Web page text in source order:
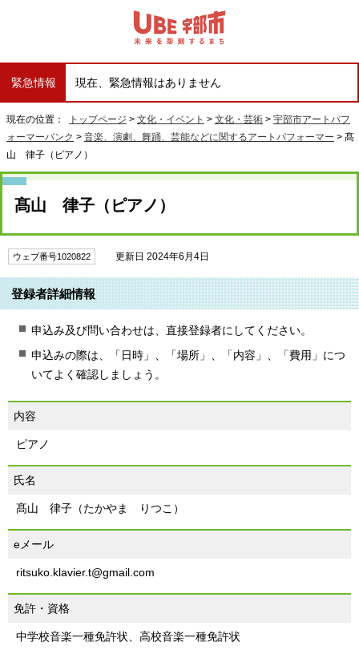
緊急情報 現在、緊急情報はありません
現在の位置： トップページ > 文化・イベント > 文化・芸術 > 宇部市アートパフ
ォーマーバンク > 音楽、演劇、舞踊、芸能などに関するアートパフォーマー > 髙
山 律子（ピアノ）
髙山 律子（ピアノ）
ウェブ番号1020822 更新日 2024年6月4日
登録者詳細情報
申込み及び問い合わせは、直接登録者にしてください。
申込みの際は、「日時」、「場所」、「内容」、「費用」につ
いてよく確認しましょう。
内容
ピアノ
氏名
髙山 律子（たかやま りつこ）
eメール
ritsuko.klavier.t@gmail.com
免許・資格
中学校音楽一種免許状、高校音楽一種免許状